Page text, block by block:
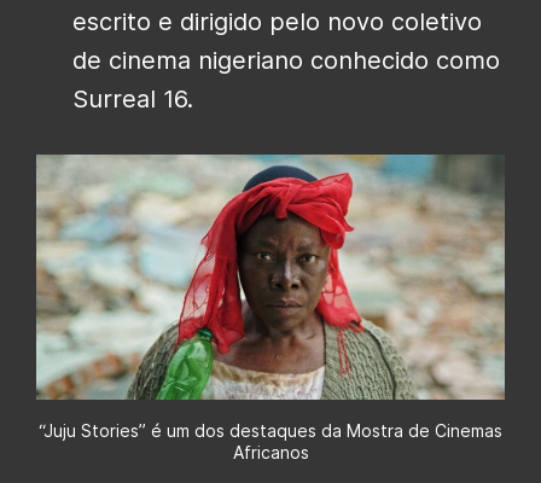
escrito e dirigido pelo novo coletivo
de cinema nigeriano conhecido como
Surreal 16.
“Juju Stories” é um dos destaques da Mostra de Cinemas
Africanos